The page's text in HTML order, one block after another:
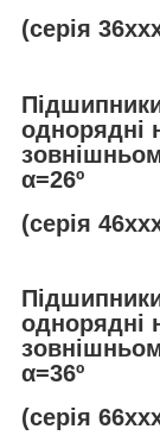
(серія
однорядні
α=26º
(серія
однорядні
α=36º
(серія